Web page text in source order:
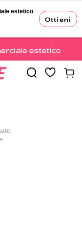
Ottieni
estetico